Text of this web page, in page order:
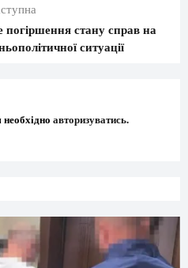
погіршення стану справ на
ситуації
авторизуватись.